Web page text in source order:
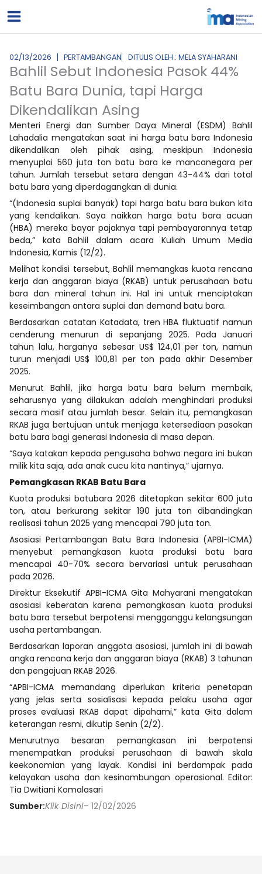
ke
02/13/2026 PERTAMBANGAN DITULIS OLEH : MELA SYAHARANI
Bahlil Sebut Indonesia Pasok 44%
Batu Bara Dunia, tapi Harga
Dikendalikan Asing
Menteri Energi dan Sumber Daya Mineral (ESDM) Bahlil
Lahadalia mengatakan saat ini harga batu bara Indonesia
dikendalikan oleh pihak asing, meskipun Indonesia
menyuplai 560 juta ton batu bara ke mancanegara per
tahun. Jumlah tersebut setara dengan 43-44% dari total
batu bara yang diperdagangkan di dunia.
“(Indonesia suplai banyak) tapi harga batu bara bukan kita
yang kendalikan. Saya naikkan harga batu bara acuan
(HBA) mereka bayar pajaknya tapi pembayarannya tetap
beda,” kata Bahlil dalam acara Kuliah Umum Media
Indonesia, Kamis (12/2).
Melihat kondisi tersebut, Bahlil memangkas kuota rencana
kerja dan anggaran biaya (RKAB) untuk perusahaan batu
bara dan mineral tahun ini. Hal ini untuk menciptakan
keseimbangan antara suplai dan demand batu bara.
Berdasarkan catatan Katadata, tren HBA fluktuatif namun
cenderung menurun di sepanjang 2025. Pada Januari
tahun lalu, harganya sebesar US$ 124,01 per ton, namun
turun menjadi US$ 100,81 per ton pada akhir Desember
2025.
Menurut Bahlil, jika harga batu bara belum membaik,
seharusnya yang dilakukan adalah menghindari produksi
secara masif atau jumlah besar. Selain itu, pemangkasan
RKAB juga bertujuan untuk menjaga ketersediaan pasokan
batu bara bagi generasi Indonesia di masa depan.
“Saya katakan kepada pengusaha bahwa negara ini bukan
milik kita saja, ada anak cucu kita nantinya,” ujarnya.
Pemangkasan RKAB Batu Bara
Kuota produksi batubara 2026 ditetapkan sekitar 600 juta
ton, atau berkurang sekitar 190 juta ton dibandingkan
realisasi tahun 2025 yang mencapai 790 juta ton.
Asosiasi Pertambangan Batu Bara Indonesia (APBI-ICMA)
menyebut pemangkasan kuota produksi batu bara
mencapai 40-70% secara bervariasi untuk perusahaan
pada 2026.
Direktur Eksekutif APBI-ICMA Gita Mahyarani mengatakan
asosiasi keberatan karena pemangkasan kuota produksi
batu bara tersebut berpotensi mengganggu kelangsungan
usaha pertambangan.
Berdasarkan laporan anggota asosiasi, jumlah ini di bawah
angka rencana kerja dan anggaran biaya (RKAB) 3 tahunan
dan pengajuan RKAB 2026.
“APBI-ICMA memandang diperlukan kriteria penetapan
yang jelas serta sosialisasi kepada pelaku usaha agar
proses evaluasi RKAB dapat dipahami,” kata Gita dalam
keterangan resmi, dikutip Senin (2/2).
Menurutnya besaran pemangkasan ini berpotensi
menempatkan produksi perusahaan di bawah skala
keekonomian yang layak. Kondisi ini berdampak pada
kelayakan usaha dan kesinambungan operasional. Editor:
Tia Dwitiani Komalasari
Sumber:Klik Disini– 12/02/2026